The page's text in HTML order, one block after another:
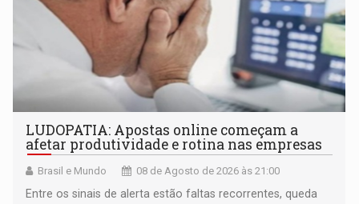
LUDOPATIA: Apostas online começam a
afetar produtividade e rotina nas empresas
Brasil e Mundo 08 de Agosto de 2026 às 21:00
Entre os sinais de alerta estão faltas recorrentes, queda